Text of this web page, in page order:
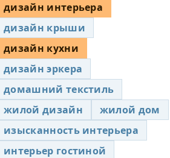
дизайн интерьера
дизайн крыши
дизайн кухни
дизайн эркера
домашний текстиль
жилой дизайн
жилой дом
изысканность интерьера
интерьер гостиной